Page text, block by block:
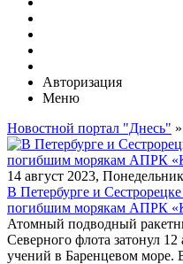
Авторизация
Меню
Новостной портал "Днесь"
14 август 2023, Понедельник
В Петербурге и
погибшим морякам АПРК
Атомный подводный
Северного флота затонул 12
учений в Баренцевом море.